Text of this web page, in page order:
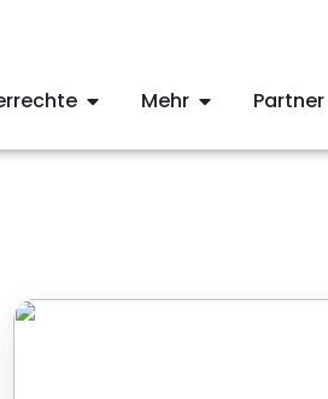
Mehr Partner